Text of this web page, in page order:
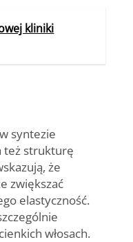
kliniki
syntezie
też strukturę
że
zwiększać
elastyczność.
włosach.